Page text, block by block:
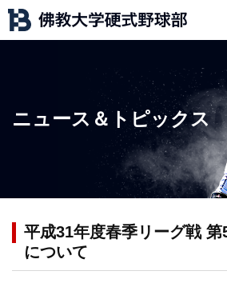
ニュース＆トピックス
平成31年度春季リーグ戦
について